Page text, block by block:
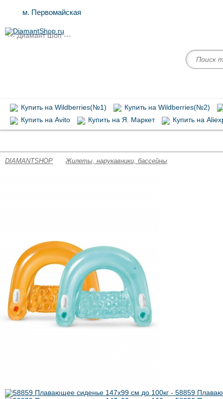
м. Первомайская
--- Диамант Шоп ---
Купить на Wildberries(№1)
Купить на Wildberries(№2)
Купить на Avito
Купить на Я. Маркет Купить на
DIAMANTSHOP Жилеты, нарукавники, бассейны